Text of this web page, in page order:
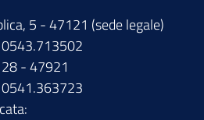
5 - 47121 (sede legale)
- 47921